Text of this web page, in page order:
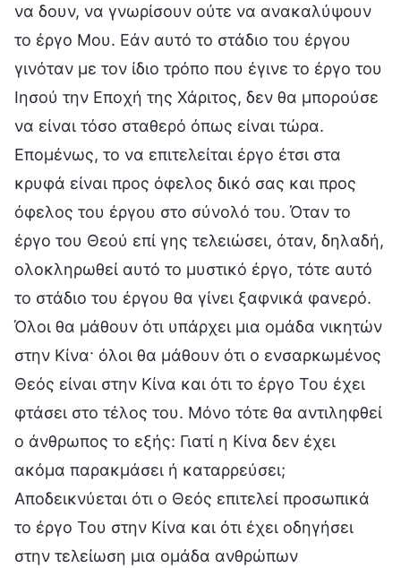
να δουν, να γνωρίσουν ούτε να ανακαλύψουν
το έργο Μου. Εάν αυτό το στάδιο του έργου
γινόταν με τον ίδιο τρόπο που έγινε το έργο του
Ιησού την Εποχή της Χάριτος, δεν θα μπορούσε
να είναι τόσο σταθερό όπως είναι τώρα.
Επομένως, το να επιτελείται έργο έτσι στα
κρυφά είναι προς όφελος δικό σας και προς
όφελος του έργου στο σύνολό του. Όταν το
έργο του Θεού επί γης τελειώσει, όταν, δηλαδή,
ολοκληρωθεί αυτό το μυστικό έργο, τότε αυτό
το στάδιο του έργου θα γίνει ξαφνικά φανερό.
Όλοι θα μάθουν ότι υπάρχει μια ομάδα νικητών
στην Κίνα· όλοι θα μάθουν ότι ο ενσαρκωμένος
Θεός είναι στην Κίνα και ότι το έργο Του έχει
φτάσει στο τέλος του. Μόνο τότε θα αντιληφθεί
ο άνθρωπος το εξής: Γιατί η Κίνα δεν έχει
ακόμα παρακμάσει ή καταρρεύσει;
Αποδεικνύεται ότι ο Θεός επιτελεί προσωπικά
το έργο Του στην Κίνα και ότι έχει οδηγήσει
στην τελείωση μια ομάδα ανθρώπων